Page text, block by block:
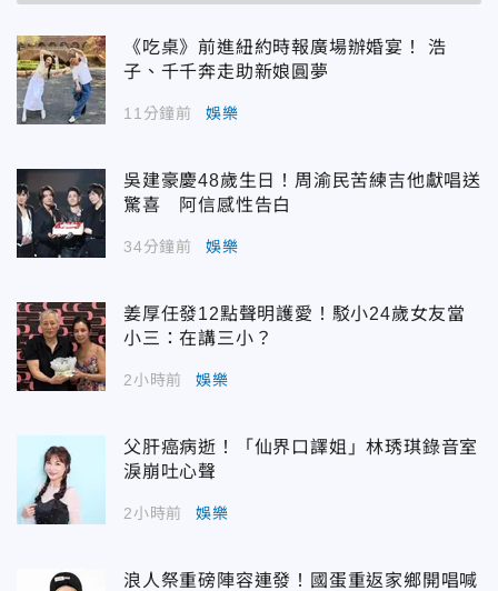
《吃桌》前進紐約時報廣場辦婚宴！ 浩
子、千千奔走助新娘圓夢
11分鐘前 娛樂
吳建豪慶48歲生日！周渝民苦練吉他獻唱送
驚喜 阿信感性告白
34分鐘前 娛樂
姜厚任發12點聲明護愛！駁小24歲女友當
小三：在講三小？
2小時前 娛樂
父肝癌病逝！「仙界口譯姐」林琇琪錄音室
淚崩吐心聲
2小時前 娛樂
浪人祭重磅陣容連發！國蛋重返家鄉開唱喊